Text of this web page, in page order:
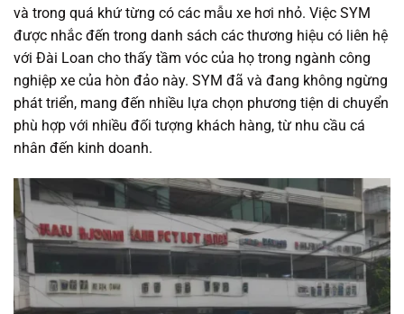
và trong quá khứ từng có các mẫu xe hơi nhỏ. Việc SYM
được nhắc đến trong danh sách các thương hiệu có liên hệ
với Đài Loan cho thấy tầm vóc của họ trong ngành công
nghiệp xe của hòn đảo này. SYM đã và đang không ngừng
phát triển, mang đến nhiều lựa chọn phương tiện di chuyển
phù hợp với nhiều đối tượng khách hàng, từ nhu cầu cá
nhân đến kinh doanh.